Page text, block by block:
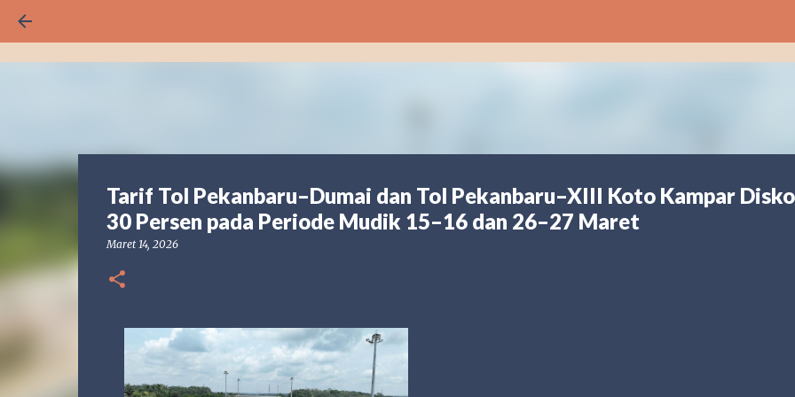
Tarif Tol Pekanbaru–Dumai dan Tol Pekanbaru–XIII Koto Kampar
30 Persen pada Periode Mudik 15–16 dan 26–27 Maret
Maret 14, 2026